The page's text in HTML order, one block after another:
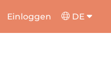
Einloggen DE